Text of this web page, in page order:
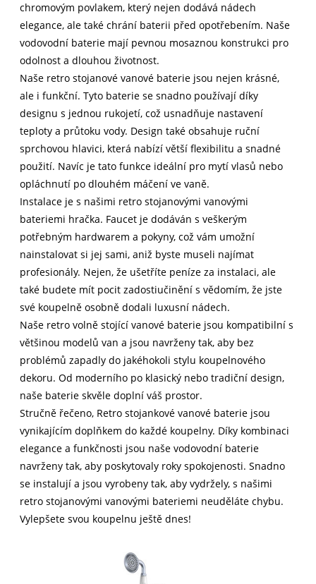
chromovým povlakem, který nejen dodává nádech
elegance, ale také chrání baterii před opotřebením. Naše
vodovodní baterie mají pevnou mosaznou konstrukci pro
odolnost a dlouhou životnost.
Naše retro stojanové vanové baterie jsou nejen krásné,
ale i funkční. Tyto baterie se snadno používají díky
designu s jednou rukojetí, což usnadňuje nastavení
teploty a průtoku vody. Design také obsahuje ruční
sprchovou hlavici, která nabízí větší flexibilitu a snadné
použití. Navíc je tato funkce ideální pro mytí vlasů nebo
opláchnutí po dlouhém máčení ve vaně.
Instalace je s našimi retro stojanovými vanovými
bateriemi hračka. Faucet je dodáván s veškerým
potřebným hardwarem a pokyny, což vám umožní
nainstalovat si jej sami, aniž byste museli najímat
profesionály. Nejen, že ušetříte peníze za instalaci, ale
také budete mít pocit zadostiučinění s vědomím, že jste
své koupelně osobně dodali luxusní nádech.
Naše retro volně stojící vanové baterie jsou kompatibilní s
většinou modelů van a jsou navrženy tak, aby bez
problémů zapadly do jakéhokoli stylu koupelnového
dekoru. Od moderního po klasický nebo tradiční design,
naše baterie skvěle doplní váš prostor.
Stručně řečeno, Retro stojankové vanové baterie jsou
vynikajícím doplňkem do každé koupelny. Díky kombinaci
elegance a funkčnosti jsou naše vodovodní baterie
navrženy tak, aby poskytovaly roky spokojenosti. Snadno
se instalují a jsou vyrobeny tak, aby vydržely, s našimi
retro stojanovými vanovými bateriemi neuděláte chybu.
Vylepšete svou koupelnu ještě dnes!